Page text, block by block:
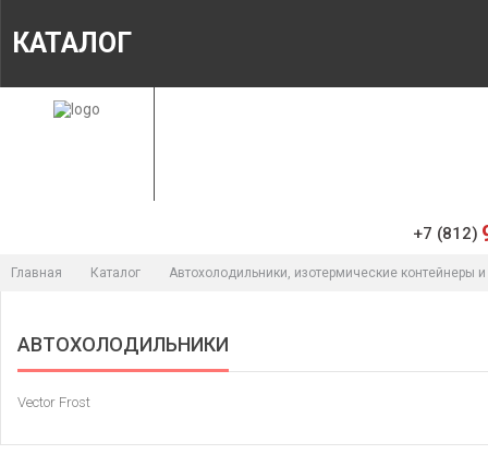
КАТАЛОГ
+7 (812)
Главная Каталог Автохолодильники, изотермические контейнеры
АВТОХОЛОДИЛЬНИКИ
Vector Frost